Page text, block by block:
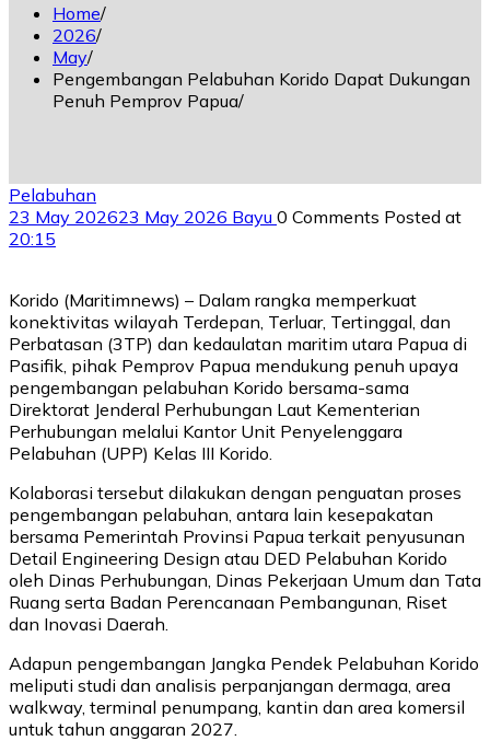
Home
2026
May
Pengembangan Pelabuhan Korido Dapat Dukungan
Penuh Pemprov Papua
Pelabuhan
23 May 202623 May 2026 Bayu 0 Comments Posted at
20:15
Korido (Maritimnews) – Dalam rangka memperkuat
konektivitas wilayah Terdepan, Terluar, Tertinggal, dan
Perbatasan (3TP) dan kedaulatan maritim utara Papua di
Pasifik, pihak Pemprov Papua mendukung penuh upaya
pengembangan pelabuhan Korido bersama-sama
Direktorat Jenderal Perhubungan Laut Kementerian
Perhubungan melalui Kantor Unit Penyelenggara
Pelabuhan (UPP) Kelas III Korido.
Kolaborasi tersebut dilakukan dengan penguatan proses
pengembangan pelabuhan, antara lain kesepakatan
bersama Pemerintah Provinsi Papua terkait penyusunan
Detail Engineering Design atau DED Pelabuhan Korido
oleh Dinas Perhubungan, Dinas Pekerjaan Umum dan Tata
Ruang serta Badan Perencanaan Pembangunan, Riset
dan Inovasi Daerah.
Adapun pengembangan Jangka Pendek Pelabuhan Korido
meliputi studi dan analisis perpanjangan dermaga, area
walkway, terminal penumpang, kantin dan area komersil
untuk tahun anggaran 2027.